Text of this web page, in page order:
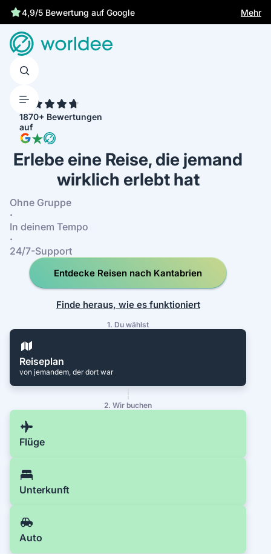
4,9/5 Bewertung auf Google
Mehr
1870+ Bewertungen
auf
Erlebe eine Reise, die jemand
wirklich erlebt hat
Ohne Gruppe
·
In deinem Tempo
·
24/7-Support
Entdecke Reisen nach Kantabrien
Finde heraus, wie es funktioniert
1. Du wählst
Reiseplan
von jemandem, der dort war
2. Wir buchen
Flüge
Unterkunft
Auto